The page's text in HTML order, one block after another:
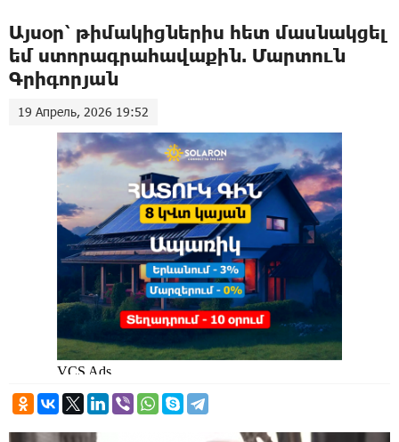
Այսօր՝ թիմակիցներիս հետ մասնակցել
եմ ստորագրահավաքին. Մարտուն
Գրիգորյան
19 Апрель, 2026 19:52